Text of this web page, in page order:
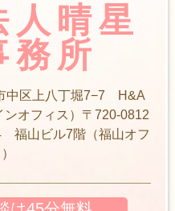
人晴星
務所
中区上八丁堀7−7 H&A
オフィス）〒720-0812
福山ビル7階（福山オフ